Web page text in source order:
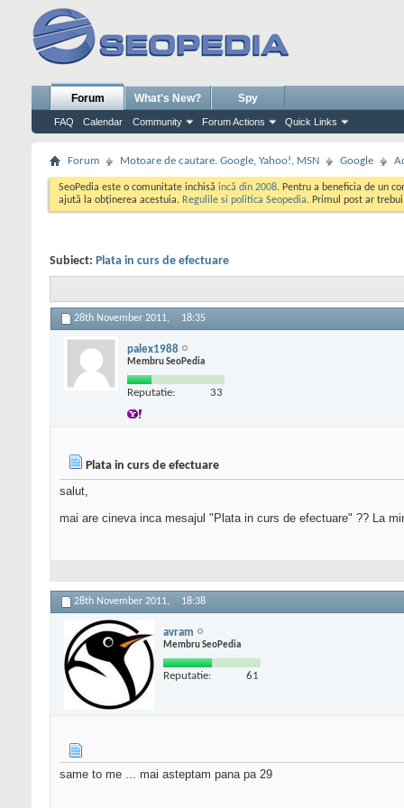
Forum
FAQ Calendar Community Forum Actions Quick Links
What's New? Spy
Forum Motoare de cautare. Google, Yahoo!, MSN Google
SeoPedia este o comunitate inchisă incă din 2008. Pentru a beneficia de un
ajută la obținerea acestuia. Regulile si politica Seopedia. Primul post ar
Subiect: Plata in curs de efectuare
28th November 2011, 18:35
palex1988
Membru SeoPedia
Reputatie: 33
Plata in curs de efectuare
salut,
mai are cineva inca mesajul "Plata in curs de efectuare" ?? La
28th November 2011, 18:38
avram
Membru SeoPedia
Reputatie: 61
same to me ... mai asteptam pana pa 29